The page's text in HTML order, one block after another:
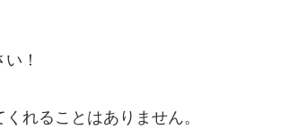
！
れることはありません。